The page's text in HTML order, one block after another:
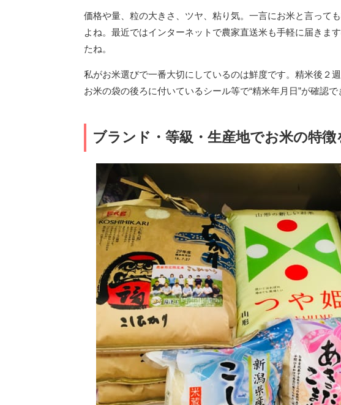
価格や量、粒の大きさ、ツヤ、粘り気。一言にお米と言って
よね。最近ではインターネットで農家直送米も手軽に届きま
たね。
私がお米選びで一番大切にしているのは鮮度です。精米後２
お米の袋の後ろに付いているシール等で“精米年月日”が確認
ブランド・等級・生産地でお米の特徴